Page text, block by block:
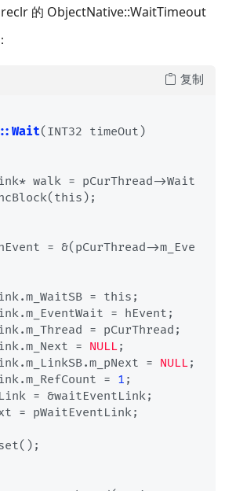
的 ObjectNative::WaitTimeout
(INT32 timeOut)
=
NULL;
=
NULL;
=
1 ;
复制